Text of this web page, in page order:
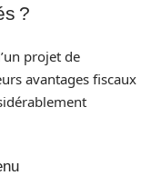
?
projet de
avantages fiscaux